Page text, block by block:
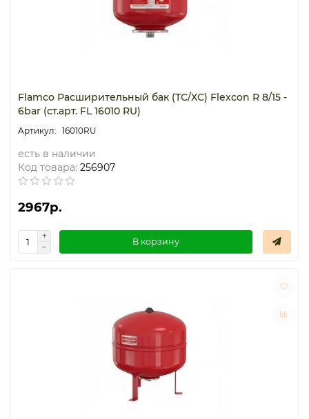
Flamco Расширительный бак (ТС/ХС) Flexcon R 8/15 -
6bar (ст.арт. FL 16010 RU)
16010RU
есть в наличии
Код товара: 256907
2967р.
В корзину